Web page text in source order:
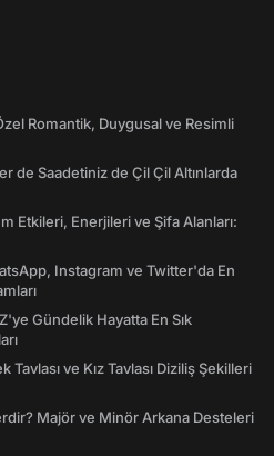
Romantik, Duygusal ve Resimli
de Saadetiniz de Çil Çil Altınlarda
Etkileri, Enerjileri ve Şifa Alanları:
Instagram ve Twitter'da En
Gündelik Hayatta En Sık
Tavlası ve Kız Tavlası Diziliş Şekilleri
Majör ve Minör Arkana Desteleri